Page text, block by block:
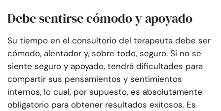
Debe sentirse cómodo y apoyado
Su tiempo en el consultorio del terapeuta debe ser
cómodo, alentador y, sobre todo, seguro. Si no se
siente seguro y apoyado, tendrá dificultades para
compartir sus pensamientos y sentimientos
internos, lo cual, por supuesto, es absolutamente
obligatorio para obtener resultados exitosos. Es